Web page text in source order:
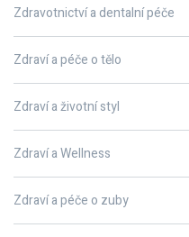
Zdravotnictví a dentalní péče
Zdraví a péče o tělo
Zdraví a životní styl
Zdraví a Wellness
Zdraví a péče o zuby